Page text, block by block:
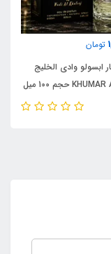
تومان
ابسولو وادی الخلیج
KHUMAR ABSOLO حجم 100 میل
ایو سن لورن مای